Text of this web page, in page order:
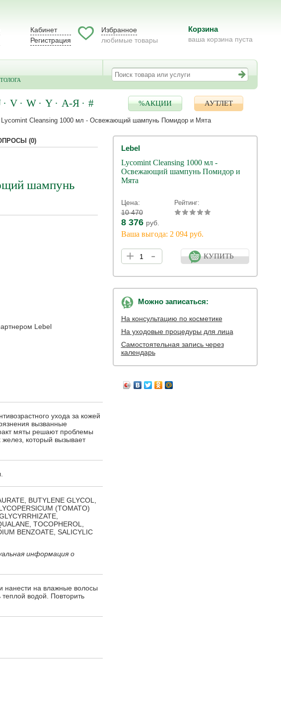
Кабинет
Регистрация
Избранное
любимые товары
Корзина
ваша корзина пуста
V W Y А-Я # %АКЦИИ АУТЛЕТ
Lycomint Cleansing 1000 мл - Освежающий шампунь Помидор и Мята
(0)
шампунь
Lebel
Lebel
Lycomint Cleansing 1000 мл -
Освежающий шампунь Помидор и
Мята
Цена:
10 470
8 376 руб.
Рейтинг:
Ваша выгода: 2 094 руб.
+ - КУПИТЬ
Можно записаться:
На консультацию по косметике
На уходовые процедуры для лица
Самостоятельная запись через
календарь
ухода за кожей
вызванные
мяты решают проблемы
желез, который вызывает
BUTYLENE GLYCOL,
(TOMATO)
TOCOPHEROL,
BENZOATE, SALICYLIC
информация о
нанести на влажные волосы
водой. Повторить